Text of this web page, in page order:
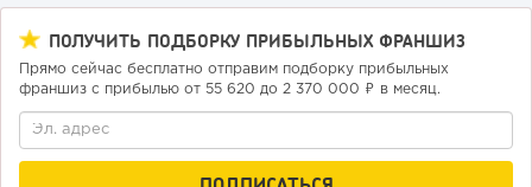
ПОЛУЧИТЬ ПОДБОРКУ ПРИБЫЛЬНЫХ ФРАНШИЗ
Прямо сейчас бесплатно отправим подборку прибыльных
франшиз с прибылью от 55 620 до 2 370 000 ₽ в месяц.